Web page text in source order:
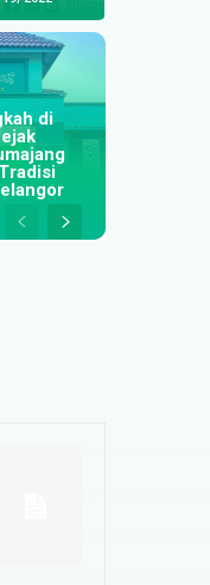
Meja
Menyongsong
Depan
di